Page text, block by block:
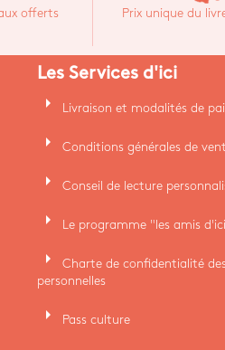
offerts Prix unique du
Les Services d'ici
arrow_right Livraison et modalités de
arrow_right Conditions générales de
arrow_right Conseil de lecture
arrow_right Le programme "les amis
arrow_right
Charte de confidentialité
personnelles
arrow_right Pass culture